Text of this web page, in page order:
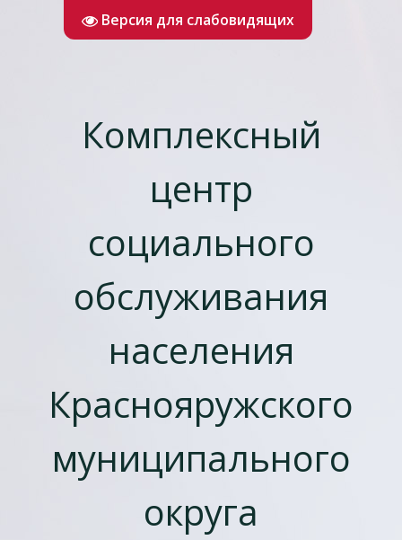
Версия для слабовидящих
Комплексный
центр
социального
обслуживания
населения
Краснояружcкого
муниципального
округа